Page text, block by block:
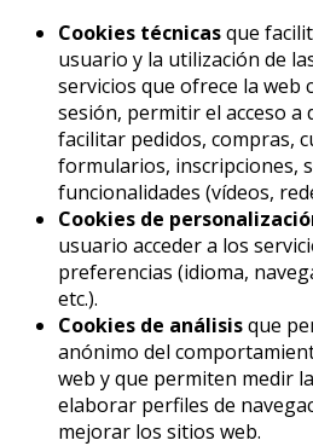
Cookies técnicasque
usuario y la utilización de
servicios que ofrece la web
sesión, permitir el acceso a
facilitar pedidos, compras,
formularios, inscripciones,
funcionalidades (vídeos,
Cookies de
usuario acceder a los
preferencias (idioma,
etc.).
Cookies de análisisque
anónimo del
web y que permiten medir
elaborar perfiles de
mejorar los sitios web.